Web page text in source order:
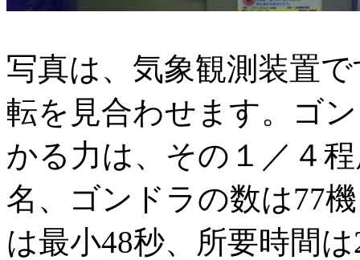
写真は、気象観測装置
転を見合わせます。ゴ
かる力は、その１／４
名、ゴンドラの数は77
は最小48秒、所要時間は